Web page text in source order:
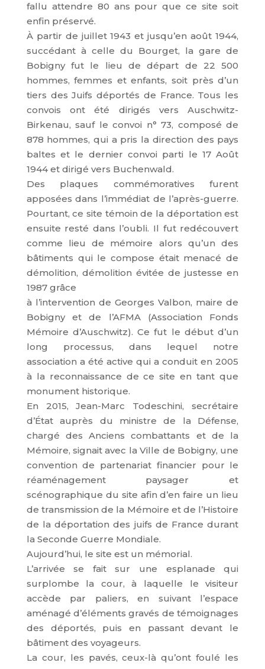
fallu attendre 80 ans pour que ce site soit
enfin préservé.
À partir de juillet 1943 et jusqu’en août 1944,
succédant à celle du Bourget, la gare de
Bobigny fut le lieu de départ de 22 500
hommes, femmes et enfants, soit près d’un
tiers des Juifs déportés de France. Tous les
convois ont été dirigés vers Auschwitz-
Birkenau, sauf le convoi n° 73, composé de
878 hommes, qui a pris la direction des pays
baltes et le dernier convoi parti le 17 Août
1944 et dirigé vers Buchenwald.
Des plaques commémoratives furent
apposées dans l’immédiat de l’après-guerre.
Pourtant, ce site témoin de la déportation est
ensuite resté dans l’oubli. Il fut redécouvert
comme lieu de mémoire alors qu’un des
bâtiments qui le compose était menacé de
démolition, démolition évitée de justesse en
1987 grâce
à l’intervention de Georges Valbon, maire de
Bobigny et de l’AFMA (Association Fonds
Mémoire d’Auschwitz). Ce fut le début d’un
long processus, dans lequel notre
association a été active qui a conduit en 2005
à la reconnaissance de ce site en tant que
monument historique.
En 2015, Jean-Marc Todeschini, secrétaire
d’État auprès du ministre de la Défense,
chargé des Anciens combattants et de la
Mémoire, signait avec la Ville de Bobigny, une
convention de partenariat financier pour le
réaménagement paysager et
scénographique du site afin d’en faire un lieu
de transmission de la Mémoire et de l’Histoire
de la déportation des juifs de France durant
la Seconde Guerre Mondiale.
Aujourd’hui, le site est un mémorial.
L’arrivée se fait sur une esplanade qui
surplombe la cour, à laquelle le visiteur
accède par paliers, en suivant l’espace
aménagé d’éléments gravés de témoignages
des déportés, puis en passant devant le
bâtiment des voyageurs.
La cour, les pavés, ceux-là qu’ont foulé les